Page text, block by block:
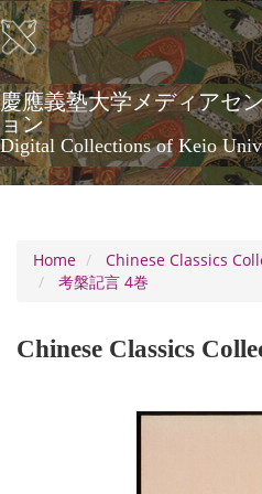
Skip
to
main
content
慶應義塾大学メディアセ
ョン
Digital Collections of Keio
Home
Chinese Classics
考槃記言 4巻
Chinese Classics